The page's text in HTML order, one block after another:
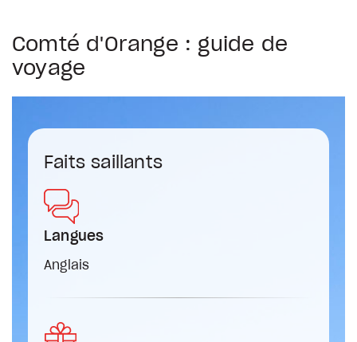
Comté d'Orange : guide de
voyage
Faits saillants
Langues
Anglais